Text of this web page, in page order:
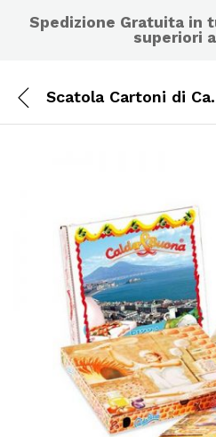
Spedizione Gratuita in
superiori
Scatola